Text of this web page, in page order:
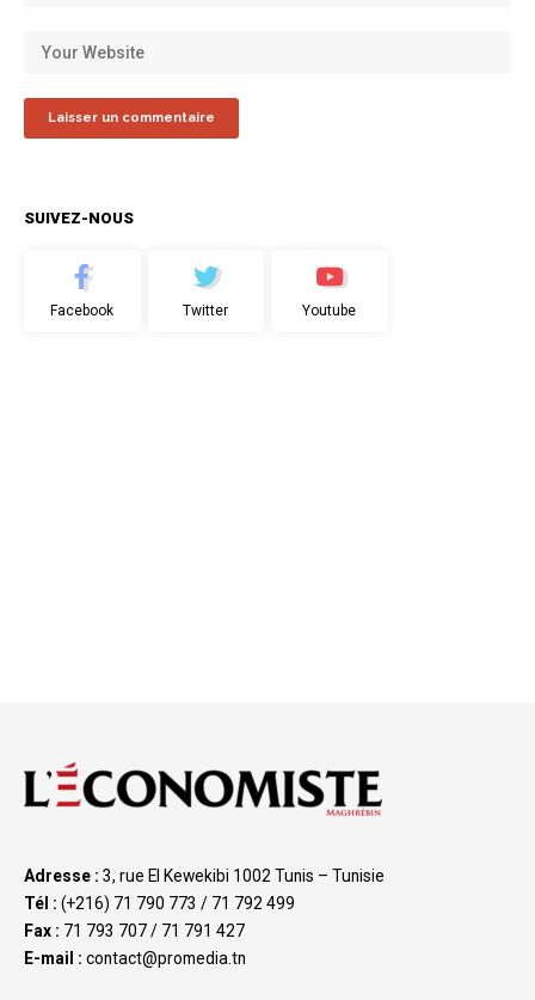
SUIVEZ-NOUS
Facebook Twitter Youtube
Adresse : 3, rue El Kewekibi 1002 Tunis – Tunisie
Tél : (+216) 71 790 773 / 71 792 499
Fax : 71 793 707 / 71 791 427
E-mail : contact@promedia.tn